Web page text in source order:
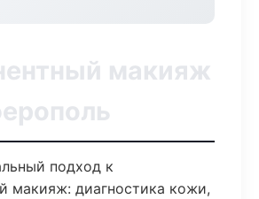
макияж
подход к
макияж: диагностика кожи,